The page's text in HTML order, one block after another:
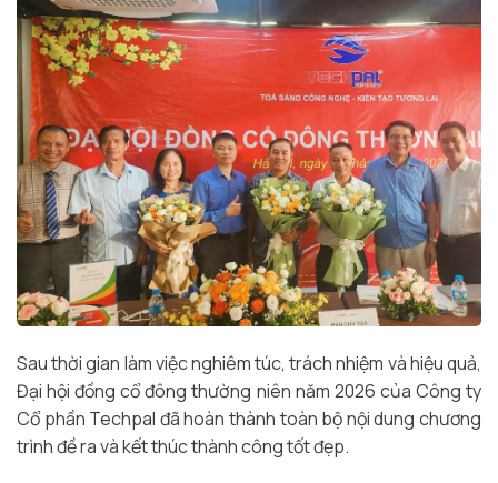
Sau thời gian làm việc nghiêm túc, trách nhiệm và hiệu quả,
Đại hội đồng cổ đông thường niên năm 2026 của Công ty
Cổ phần Techpal đã hoàn thành toàn bộ nội dung chương
trình đề ra và kết thúc thành công tốt đẹp.